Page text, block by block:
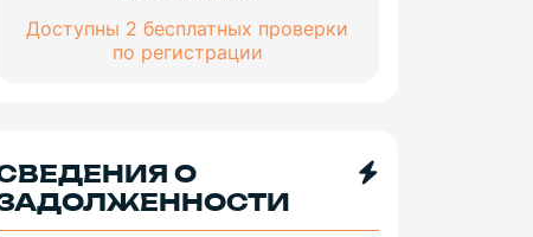
Доступны 2 бесплатных проверки
по регистрации
О